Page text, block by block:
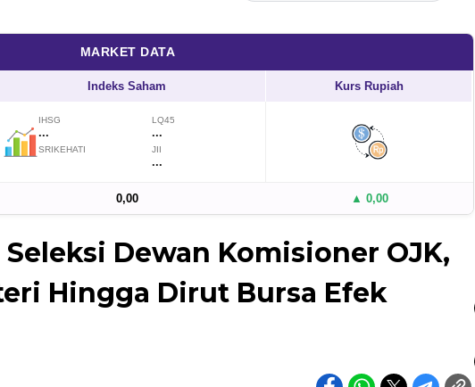
MARKET DATA
Indeks Saham Kurs Rupiah
IHSG
...
LQ45
...
SRIKEHATI JII
...
0,00 ▲ 0,00
Seleksi Dewan Komisioner OJK,
Hingga Dirut Bursa Efek